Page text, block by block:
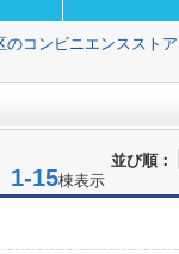
のコンビニエンスストア
並び順：
15棟表示